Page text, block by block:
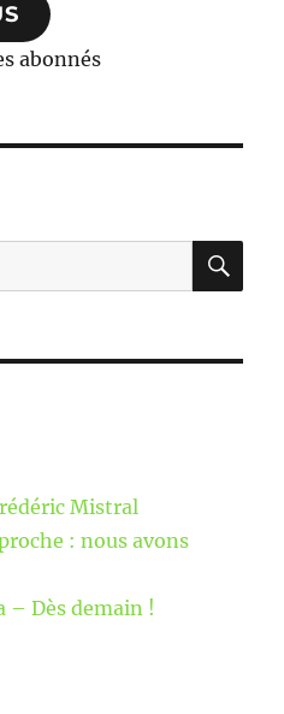
abonnés
Mistral
: nous avons
– Dès demain !